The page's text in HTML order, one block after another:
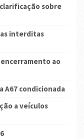
sobre
interditas
encerramento ao
A67 condicionada
a veículos